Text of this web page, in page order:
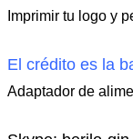
Imprimir tu logo y
El crédito es la
Adaptador de